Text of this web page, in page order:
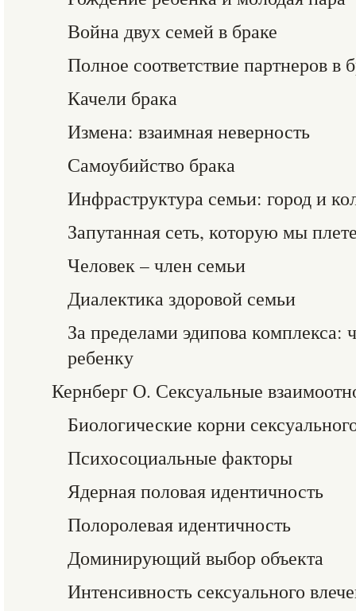
Война двух семей в браке
Полное соответствие партнеров в
Качели брака
Измена: взаимная неверность
Самоубийство брака
Инфраструктура семьи: город и
Запутанная сеть, которую мы
Человек – член семьи
Диалектика здоровой семьи
За пределами эдипова комплекса:
ребенку
Кернберг О. Сексуальные
Биологические корни
Психосоциальные факторы
Ядерная половая идентичность
Полоролевая идентичность
Доминирующий выбор объекта
Интенсивность сексуального